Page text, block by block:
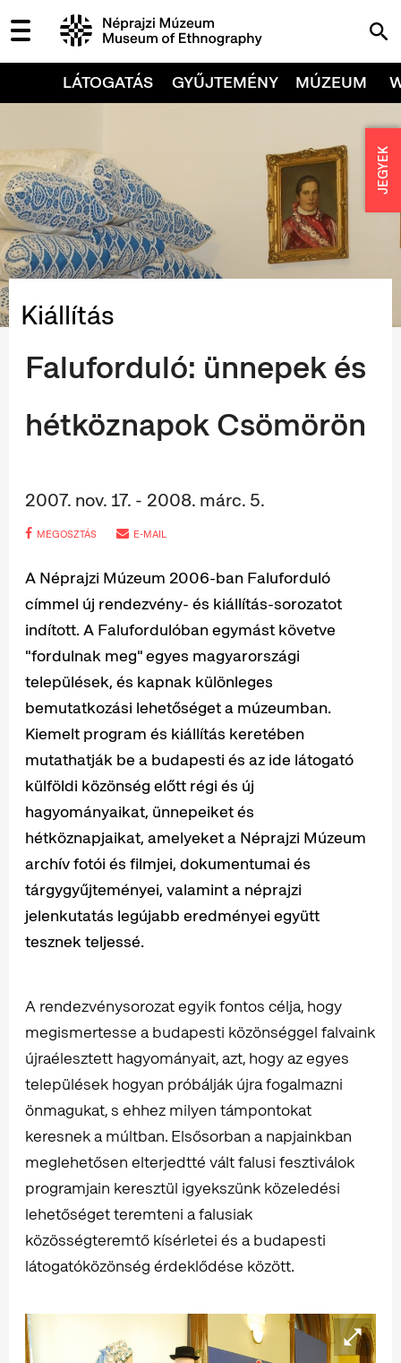
LÁTOGATÁS GYŰJTEMÉNY MÚZEUM
Kiállítás
Faluforduló: ünnepek és
hétköznapok Csömörön
2007. nov. 17. - 2008. márc. 5.
MEGOSZTÁS E-MAIL
A Néprajzi Múzeum 2006-ban Faluforduló
címmel új rendezvény- és kiállítás-sorozatot
indított. A Falufordulóban egymást követve
"fordulnak meg" egyes magyarországi
települések, és kapnak különleges
bemutatkozási lehetőséget a múzeumban.
Kiemelt program és kiállítás keretében
mutathatják be a budapesti és az ide látogató
külföldi közönség előtt régi és új
hagyományaikat, ünnepeiket és
hétköznapjaikat, amelyeket a Néprajzi Múzeum
archív fotói és filmjei, dokumentumai és
tárgygyűjteményei, valamint a néprajzi
jelenkutatás legújabb eredményei együtt
tesznek teljessé.
A rendezvénysorozat egyik fontos célja, hogy
megismertesse a budapesti közönséggel falvaink
újraélesztett hagyományait, azt, hogy az egyes
települések hogyan próbálják újra fogalmazni
önmagukat, s ehhez milyen támpontokat
keresnek a múltban. Elsősorban a napjainkban
meglehetősen elterjedtté vált falusi fesztiválok
programjain keresztül igyekszünk közeledési
lehetőséget teremteni a falusiak
közösségteremtő kísérletei és a budapesti
látogatóközönség érdeklődése között.
JEGYEK